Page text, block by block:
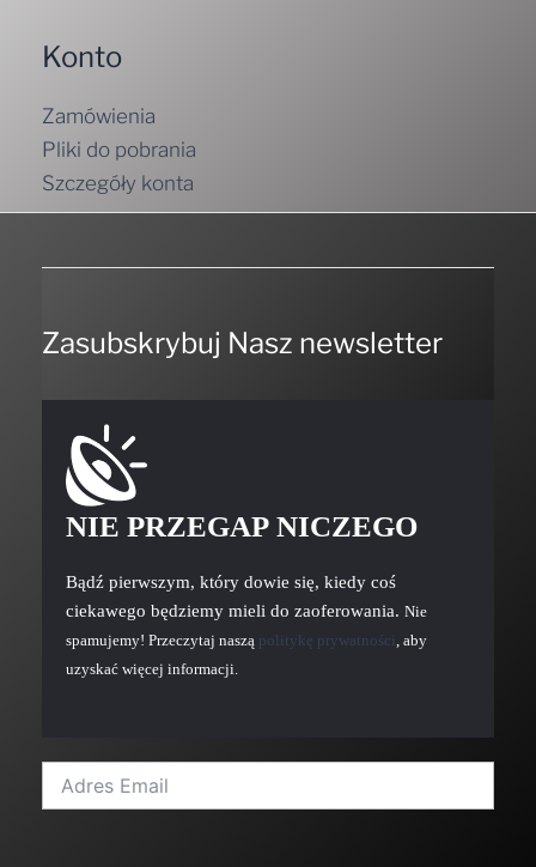
Konto
Zamówienia
Pliki do pobrania
Szczegóły konta
Zasubskrybuj Nasz newsletter
NIE PRZEGAP NICZEGO
Bądź pierwszym, który dowie się, kiedy coś
ciekawego będziemy mieli do zaoferowania. Nie
spamujemy! Przeczytaj naszą politykę prywatności , aby
uzyskać więcej informacji.